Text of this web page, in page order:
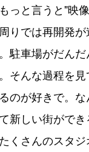
っと言うと"映
りでは再開発
駐車場がだん
そんな過程を
のが好きで。
新しい街がで
くさんのスタ